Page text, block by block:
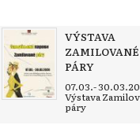
VÝSTAVA
ZAMILOVANÉ
PÁRY
07.03.-
Výstava
páry